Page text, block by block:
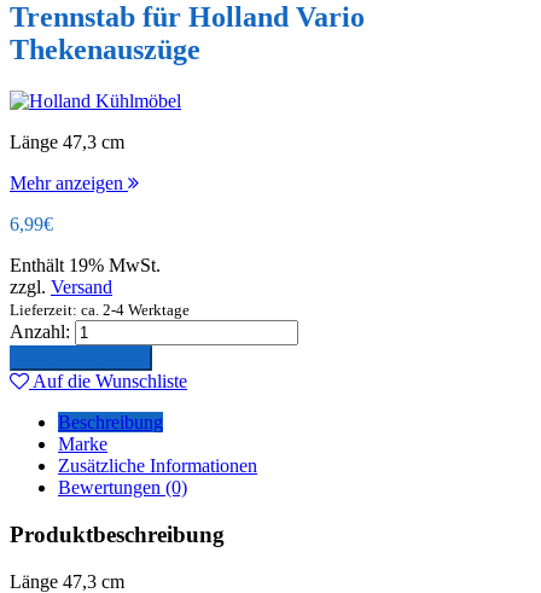
Trennstab für Holland Vario
Thekenauszüge
Länge 47,3 cm
Mehr anzeigen
6,99€
Enthält 19% MwSt.
zzgl. Versand
Lieferzeit: ca. 2-4 Werktage
Anzahl:
Auf die Wunschliste
Beschreibung
Marke
Zusätzliche Informationen
Bewertungen (0)
Produktbeschreibung
Länge 47,3 cm